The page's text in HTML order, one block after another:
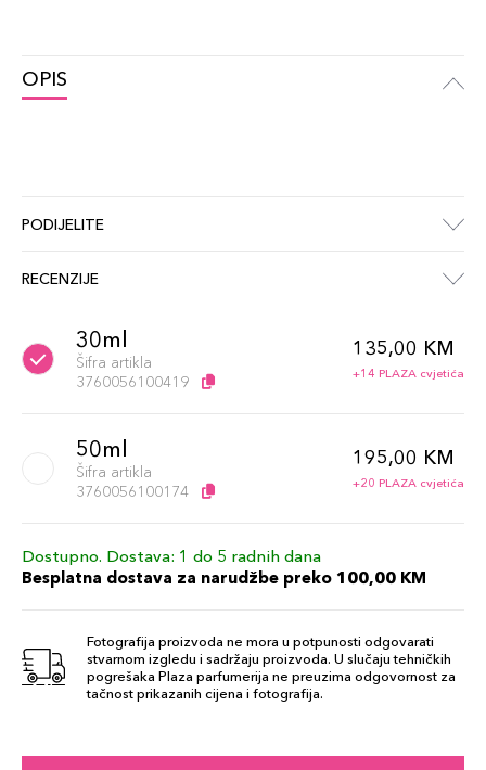
OPIS
PODIJELITE
RECENZIJE
30ml
Šifra artikla
3760056100419
135,00 KM
+14 PLAZA cvjetića
50ml
Šifra artikla
3760056100174
195,00 KM
+20 PLAZA cvjetića
Dostupno. Dostava: 1 do 5 radnih dana
Besplatna dostava za narudžbe preko 100,00 KM
Fotografija proizvoda ne mora u potpunosti odgovarati
stvarnom izgledu i sadržaju proizvoda. U slučaju tehničkih
pogrešaka Plaza parfumerija ne preuzima odgovornost za
tačnost prikazanih cijena i fotografija.